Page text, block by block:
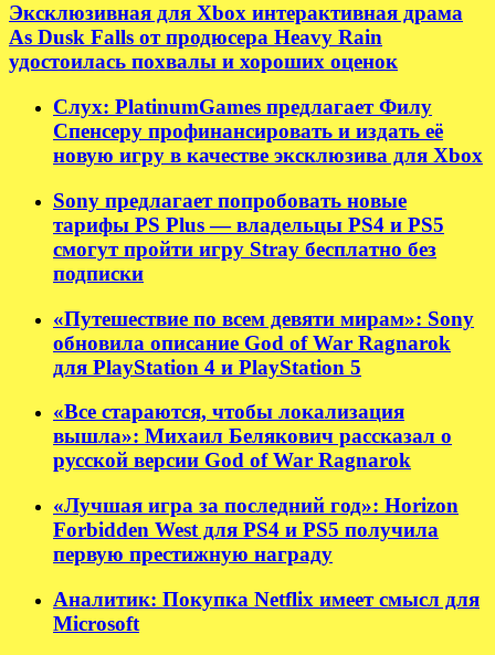
Эксклюзивная для Xbox интерактивная драма
As Dusk Falls от продюсера Heavy Rain
удостоилась похвалы и хороших оценок
Слух: PlatinumGames предлагает Филу
Спенсеру профинансировать и издать её
новую игру в качестве эксклюзива для Xbox
Sony предлагает попробовать новые
тарифы PS Plus — владельцы PS4 и PS5
смогут пройти игру Stray бесплатно без
подписки
«Путешествие по всем девяти мирам»: Sony
обновила описание God of War Ragnarok
для PlayStation 4 и PlayStation 5
«Все стараются, чтобы локализация
вышла»: Михаил Белякович рассказал о
русской версии God of War Ragnarok
«Лучшая игра за последний год»: Horizon
Forbidden West для PS4 и PS5 получила
первую престижную награду
Аналитик: Покупка Netflix имеет смысл для
Microsoft